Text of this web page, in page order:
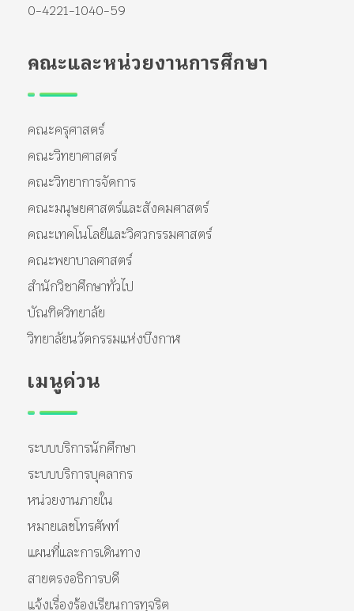
0-4221-1040-59
คณะและหน่วยงานการศึกษา
คณะครุศาสตร์
คณะวิทยาศาสตร์
คณะวิทยาการจัดการ
คณะมนุษยศาสตร์และสังคมศาสตร์
คณะเทคโนโลยีและวิศวกรรมศาสตร์
คณะพยาบาลศาสตร์
สำนักวิชาศึกษาทั่วไป
บัณฑิตวิทยาลัย
วิทยาลัยนวัตกรรมแห่งบึงกาฬ
เมนูด่วน
ระบบบริการนักศึกษา
ระบบบริการบุคลากร
หน่วยงานภายใน
หมายเลขโทรศัพท์
แผนที่และการเดินทาง
สายตรงอธิการบดี
แจ้งเรื่องร้องเรียนการทุจริต